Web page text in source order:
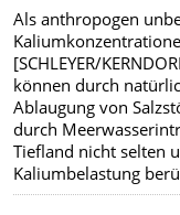
Als anthropogen
[SCHLEYER/
können durch
Ablaugung von
durch
Tiefland nicht selten
Kaliumbelastung